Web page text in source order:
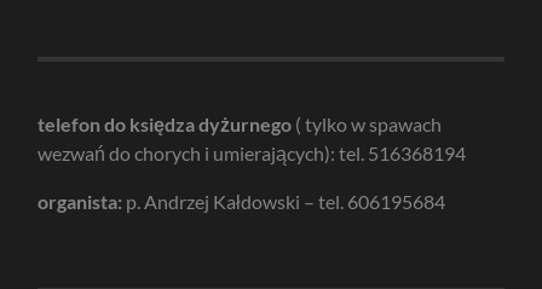
telefon do księdza dyżurnego ( tylko w spawach
wezwań do chorych i umierających): tel. 516368194
organista: p. Andrzej Kałdowski – tel. 606195684